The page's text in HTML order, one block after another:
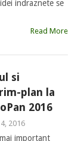
indraznete se
Read More
si
plan la
2016
2016
important